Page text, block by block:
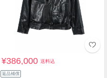
¥386,000送料込
返品補償